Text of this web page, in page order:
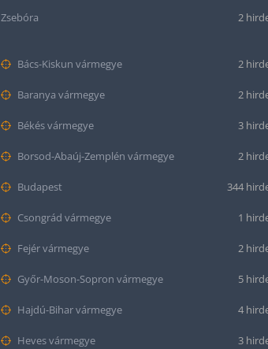
Zsebóra 2
Bács-Kiskun vármegye 2
Baranya vármegye 2
Békés vármegye 3
Borsod-Abaúj-Zemplén vármegye 2
Budapest 344
Csongrád vármegye 1
Fejér vármegye 2
Győr-Moson-Sopron vármegye 5
Hajdú-Bihar vármegye 4
Heves vármegye 3